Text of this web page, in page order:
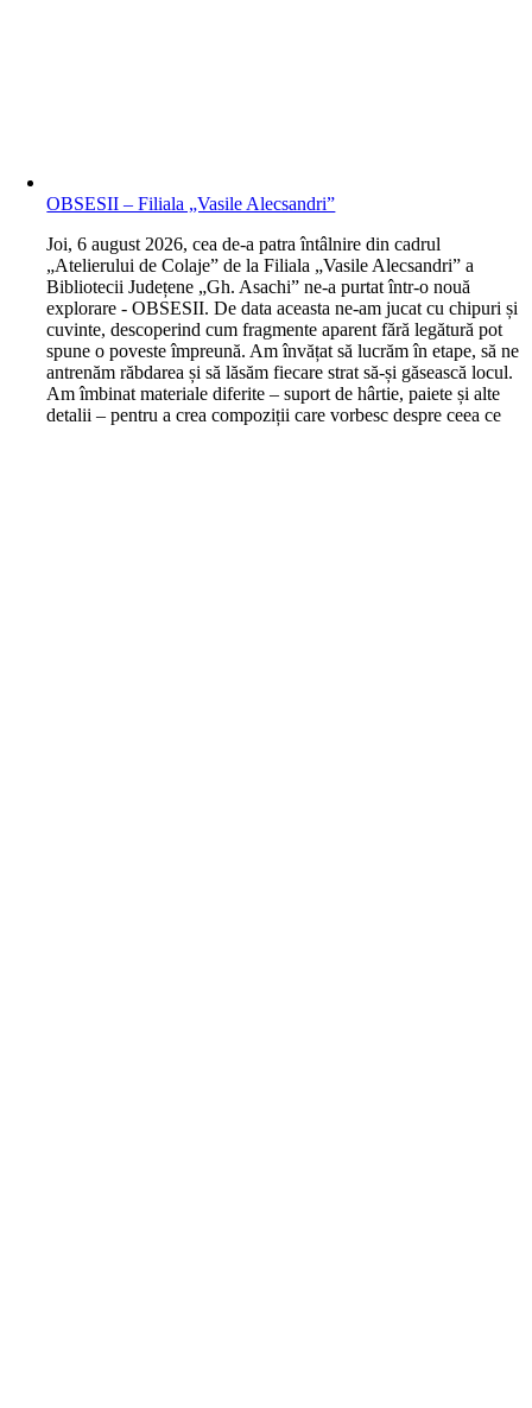
OBSESII – Filiala „Vasile Alecsandri”
Joi, 6 august 2026, cea de-a patra întâlnire din cadrul
„Atelierului de Colaje” de la Filiala „Vasile Alecsandri” a
Bibliotecii Județene „Gh. Asachi” ne-a purtat într-o nouă
explorare - OBSESII. De data aceasta ne-am jucat cu chipuri și
cuvinte, descoperind cum fragmente aparent fără legătură pot
spune o poveste împreună. Am învățat să lucrăm în etape, să ne
antrenăm răbdarea și să lăsăm fiecare strat să-și găsească locul.
Am îmbinat materiale diferite – suport de hârtie, paiete și alte
detalii – pentru a crea compoziții care vorbesc despre ceea ce